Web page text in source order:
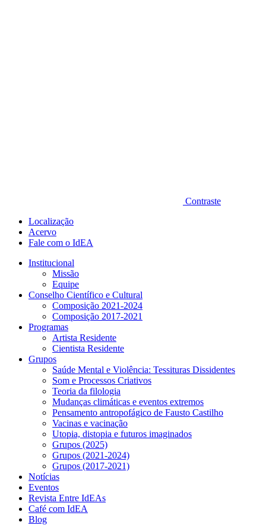
Contraste
Localização
Acervo
Fale com o IdEA
Institucional
Missão
Equipe
Conselho Científico e Cultural
Composição 2021-2024
Composição 2017-2021
Programas
Artista Residente
Cientista Residente
Grupos
Saúde Mental e Violência: Tessituras Dissidentes
Som e Processos Criativos
Teoria da filologia
Mudanças climáticas e eventos extremos
Pensamento antropofágico de Fausto Castilho
Vacinas e vacinação
Utopia, distopia e futuros imaginados
Grupos (2025)
Grupos (2021-2024)
Grupos (2017-2021)
Notícias
Eventos
Revista Entre IdEAs
Café com IdEA
Blog